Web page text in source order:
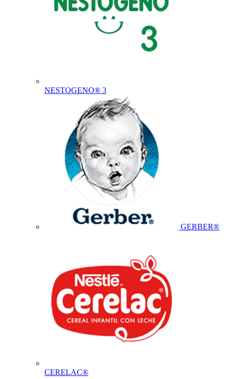
NESTOGENO® 3
GERBER®
CERELAC®